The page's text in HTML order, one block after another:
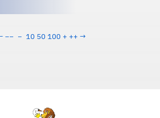
−− − 10 50 100 + ++ →